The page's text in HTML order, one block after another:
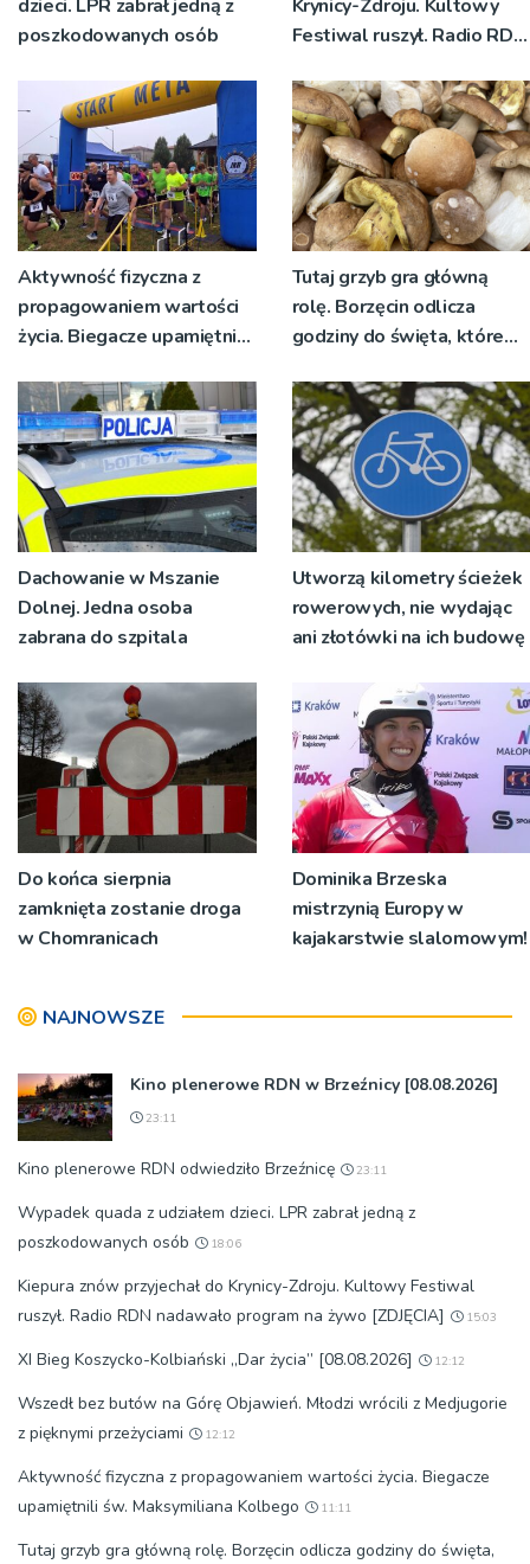
dzieci. LPR zabrał jedną z
poszkodowanych osób
Krynicy-Zdroju. Kultowy
Festiwal ruszył. Radio RDN
żywo [ZDJĘCIA]
Aktywność fizyczna z
propagowaniem wartości
życia. Biegacze upamiętnili
Tutaj grzyb gra główną
rolę. Borzęcin odlicza
godziny do święta, które
pokoleń
Dachowanie w Mszanie
Dolnej. Jedna osoba
zabrana do szpitala
Utworzą kilometry ścieżek
rowerowych, nie wydając
ani złotówki na ich budowę
Do końca sierpnia
zamknięta zostanie droga
w Chomranicach
Dominika Brzeska
mistrzynią Europy w
kajakarstwie slalomowym!
NAJNOWSZE
Kino plenerowe RDN w Brzeźnicy [08.08.2026]
23:11
Kino plenerowe RDN odwiedziło Brzeźnicę 23:11
Wypadek quada z udziałem dzieci. LPR zabrał jedną z
poszkodowanych osób
18:06
Kiepura znów przyjechał do Krynicy-Zdroju. Kultowy Festiwal
ruszył. Radio RDN nadawało program na żywo [ZDJĘCIA]
15:03
XI Bieg Koszycko-Kolbiański „Dar życia” [08.08.2026] 12:12
Wszedł bez butów na Górę Objawień. Młodzi wrócili z Medjugorie
z pięknymi przeżyciami
12:12
Aktywność fizyczna z propagowaniem wartości życia. Biegacze
upamiętnili św. Maksymiliana Kolbego
11:11
Tutaj grzyb gra główną rolę. Borzęcin odlicza godziny do święta,